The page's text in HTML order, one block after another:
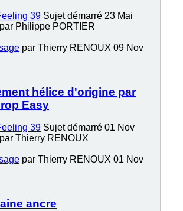
39 Sujet démarré 23 Mai
Philippe PORTIER
par Thierry RENOUX 09 Nov
hélice d'origine par
Easy
39 Sujet démarré 01 Nov
Thierry RENOUX
par Thierry RENOUX 01 Nov
ancre